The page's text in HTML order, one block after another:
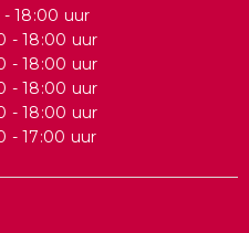
- 18:00 uur
- 18:00 uur
- 18:00 uur
- 18:00 uur
- 18:00 uur
- 17:00 uur